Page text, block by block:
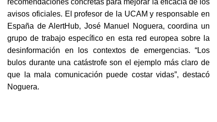
recomendaciones concretas para mejorar la eficacia de los
avisos oficiales. El profesor de la UCAM y responsable en
España de AlertHub, José Manuel Noguera, coordina un
grupo de trabajo específico en esta red europea sobre la
desinformación en los contextos de emergencias. “Los
bulos durante una catástrofe son el ejemplo más claro de
que la mala comunicación puede costar vidas”, destacó
Noguera.